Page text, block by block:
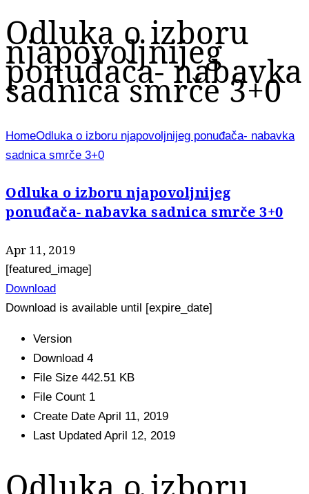
Odluka o izboru
njapovoljnijeg
ponuđača- nabavka
sadnica smrče 3+0
HomeOdluka o izboru njapovoljnijeg ponuđača- nabavka
sadnica smrče 3+0
Odluka o izboru njapovoljnijeg
ponuđača- nabavka sadnica smrče 3+0
Apr 11, 2019
[featured_image]
Download
Download is available until [expire_date]
Version
Download 4
File Size 442.51 KB
File Count 1
Create Date April 11, 2019
Last Updated April 12, 2019